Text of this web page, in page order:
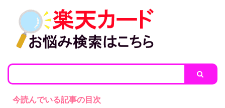
今読んでいる記事の目次